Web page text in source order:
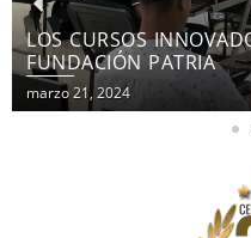
LOS CURSOS
FUNDACIÓN PATRIA
marzo 21, 2024